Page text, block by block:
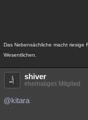
Das Nebensächliche macht riesige
Wesentlichen.
shiver
ehemaliges Mitglied
@kitara